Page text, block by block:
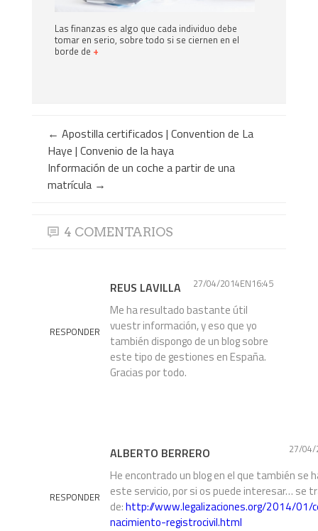
Las finanzas es algo que cada individuo debe
tomar en serio, sobre todo si se ciernen en el
borde de +
← Apostilla certificados | Convention de La
Haye | Convenio de la haya
Información de un coche a partir de una
matrícula →
4 COMENTARIOS
RESPONDER
REUS LAVILLA 27/04/2014EN16:45
Me ha resultado bastante útil
vuestr información, y eso que yo
también dispongo de un blog sobre
este tipo de gestiones en España.
Gracias por todo.
RESPONDER
ALBERTO BERRERO 27/04/
He encontrado un blog en el que también se
este servicio, por si os puede interesar… se
de:http://www.legalizaciones.org/2014/01/
nacimiento-registrocivil.html